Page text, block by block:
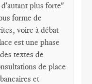
plus forte"
forme de
voire à débat
est une phase
textes de
de place
et